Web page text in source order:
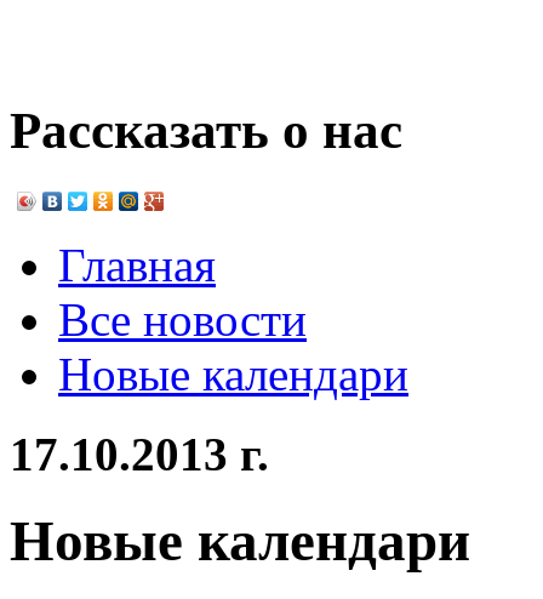
Рассказать о нас
Главная
Все новости
Новые календари
17.10.2013 г.
Новые календари